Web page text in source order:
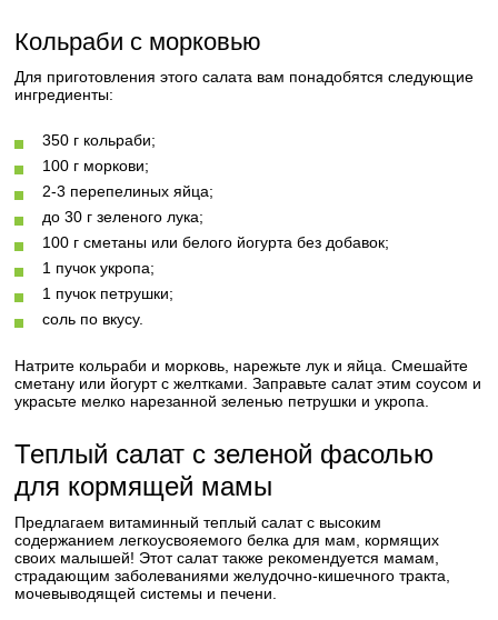
Кольраби с морковью
Для приготовления этого салата вам понадобятся следующие
ингредиенты:
350 г кольраби;
100 г моркови;
2-3 перепелиных яйца;
до 30 г зеленого лука;
100 г сметаны или белого йогурта без добавок;
1 пучок укропа;
1 пучок петрушки;
соль по вкусу.
Натрите кольраби и морковь, нарежьте лук и яйца. Смешайте
сметану или йогурт с желтками. Заправьте салат этим соусом и
украсьте мелко нарезанной зеленью петрушки и укропа.
Теплый салат с зеленой фасолью
для кормящей мамы
Предлагаем витаминный теплый салат с высоким
содержанием легкоусвояемого белка для мам, кормящих
своих малышей! Этот салат также рекомендуется мамам,
страдающим заболеваниями желудочно-кишечного тракта,
мочевыводящей системы и печени.